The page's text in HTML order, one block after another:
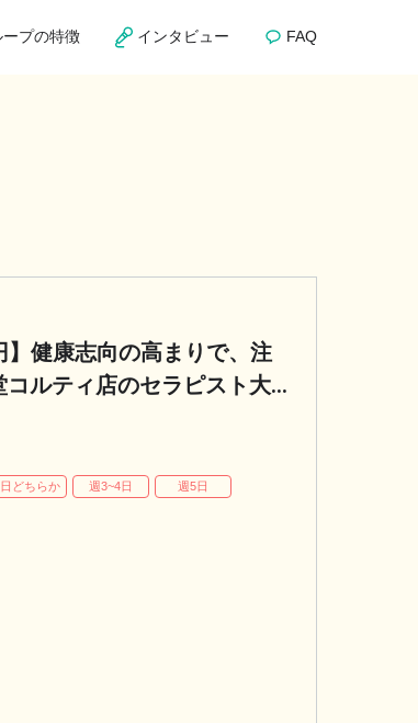
ープの特徴 インタビュー FAQ
】健康志向の高まりで、注
コルティ店のセラピスト大
どちらか 週3~4日
週5日